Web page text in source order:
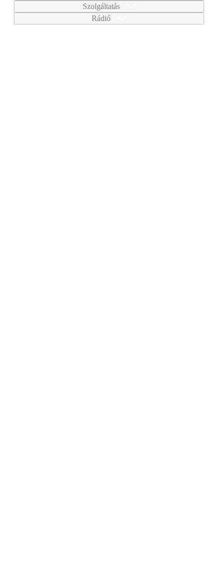
Szolgáltatás
Rádió